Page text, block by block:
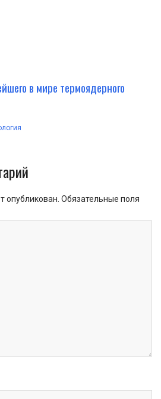
в мире термоядерного
опубликован. Обязательные поля